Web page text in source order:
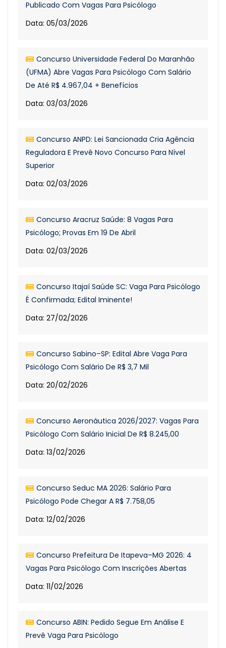
Publicado Com Vagas Para Psicólogo
Data: 05/03/2026
Concurso Universidade Federal Do Maranhão
(UFMA) Abre Vagas Para Psicólogo Com Salário
De Até R$ 4.967,04 + Benefícios
Data: 03/03/2026
Concurso ANPD: Lei Sancionada Cria Agência
Reguladora E Prevê Novo Concurso Para Nível
Superior
Data: 02/03/2026
Concurso Aracruz Saúde: 8 Vagas Para
Psicólogo; Provas Em 19 De Abril
Data: 02/03/2026
Concurso Itajaí Saúde SC: Vaga Para Psicólogo
É Confirmada; Edital Iminente!
Data: 27/02/2026
Concurso Sabino–SP: Edital Abre Vaga Para
Psicólogo Com Salário De R$ 3,7 Mil
Data: 20/02/2026
Concurso Aeronáutica 2026/2027: Vagas Para
Psicólogo Com Salário Inicial De R$ 8.245,00
Data: 13/02/2026
Concurso Seduc MA 2026: Salário Para
Psicólogo Pode Chegar A R$ 7.758,05
Data: 12/02/2026
Concurso Prefeitura De Itapeva–MG 2026: 4
Vagas Para Psicólogo Com Inscrições Abertas
Data: 11/02/2026
Concurso ABIN: Pedido Segue Em Análise E
Prevê Vaga Para Psicólogo